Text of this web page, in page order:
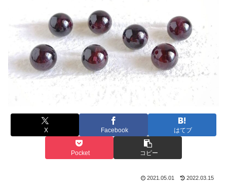
X Facebook はてブ
Pocket コピー
2021.05.01 2022.03.15